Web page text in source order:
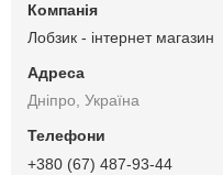
Лобзик - інтернет магазин
Дніпро, Україна
+380 (67) 487-93-44